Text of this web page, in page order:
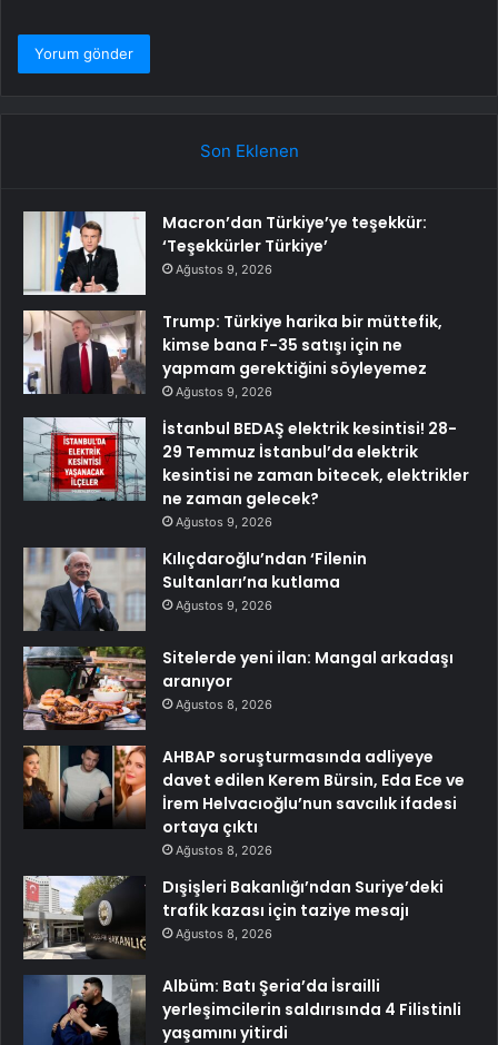
Son Eklenen
Macron’dan Türkiye’ye teşekkür:
‘Teşekkürler Türkiye’
Ağustos 9, 2026
Trump: Türkiye harika bir müttefik,
kimse bana F-35 satışı için ne
yapmam gerektiğini söyleyemez
Ağustos 9, 2026
İstanbul BEDAŞ elektrik kesintisi! 28-
29 Temmuz İstanbul’da elektrik
kesintisi ne zaman bitecek, elektrikler
ne zaman gelecek?
Ağustos 9, 2026
Kılıçdaroğlu’ndan ‘Filenin
Sultanları’na kutlama
Ağustos 9, 2026
Sitelerde yeni ilan: Mangal arkadaşı
aranıyor
Ağustos 8, 2026
AHBAP soruşturmasında adliyeye
davet edilen Kerem Bürsin, Eda Ece ve
İrem Helvacıoğlu’nun savcılık ifadesi
ortaya çıktı
Ağustos 8, 2026
Dışişleri Bakanlığı’ndan Suriye’deki
trafik kazası için taziye mesajı
Ağustos 8, 2026
Albüm: Batı Şeria’da İsrailli
yerleşimcilerin saldırısında 4 Filistinli
yaşamını yitirdi